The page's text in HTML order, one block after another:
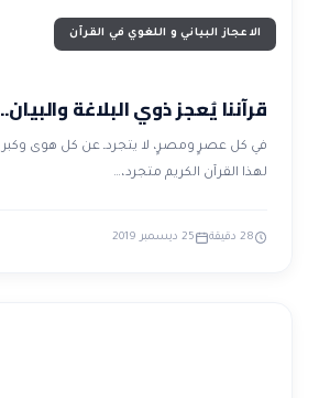
الاعجاز البياني و اللغوي في القرآن
قرآننا يُعجز ذوي البلاغة
في كل عصرٍ ومصرٍ، لا يتجردـ عن كل هوى وكبر
لهذا القرآن الكريم متجرد،…
28 دقيقة 25 ديسمبر 2019